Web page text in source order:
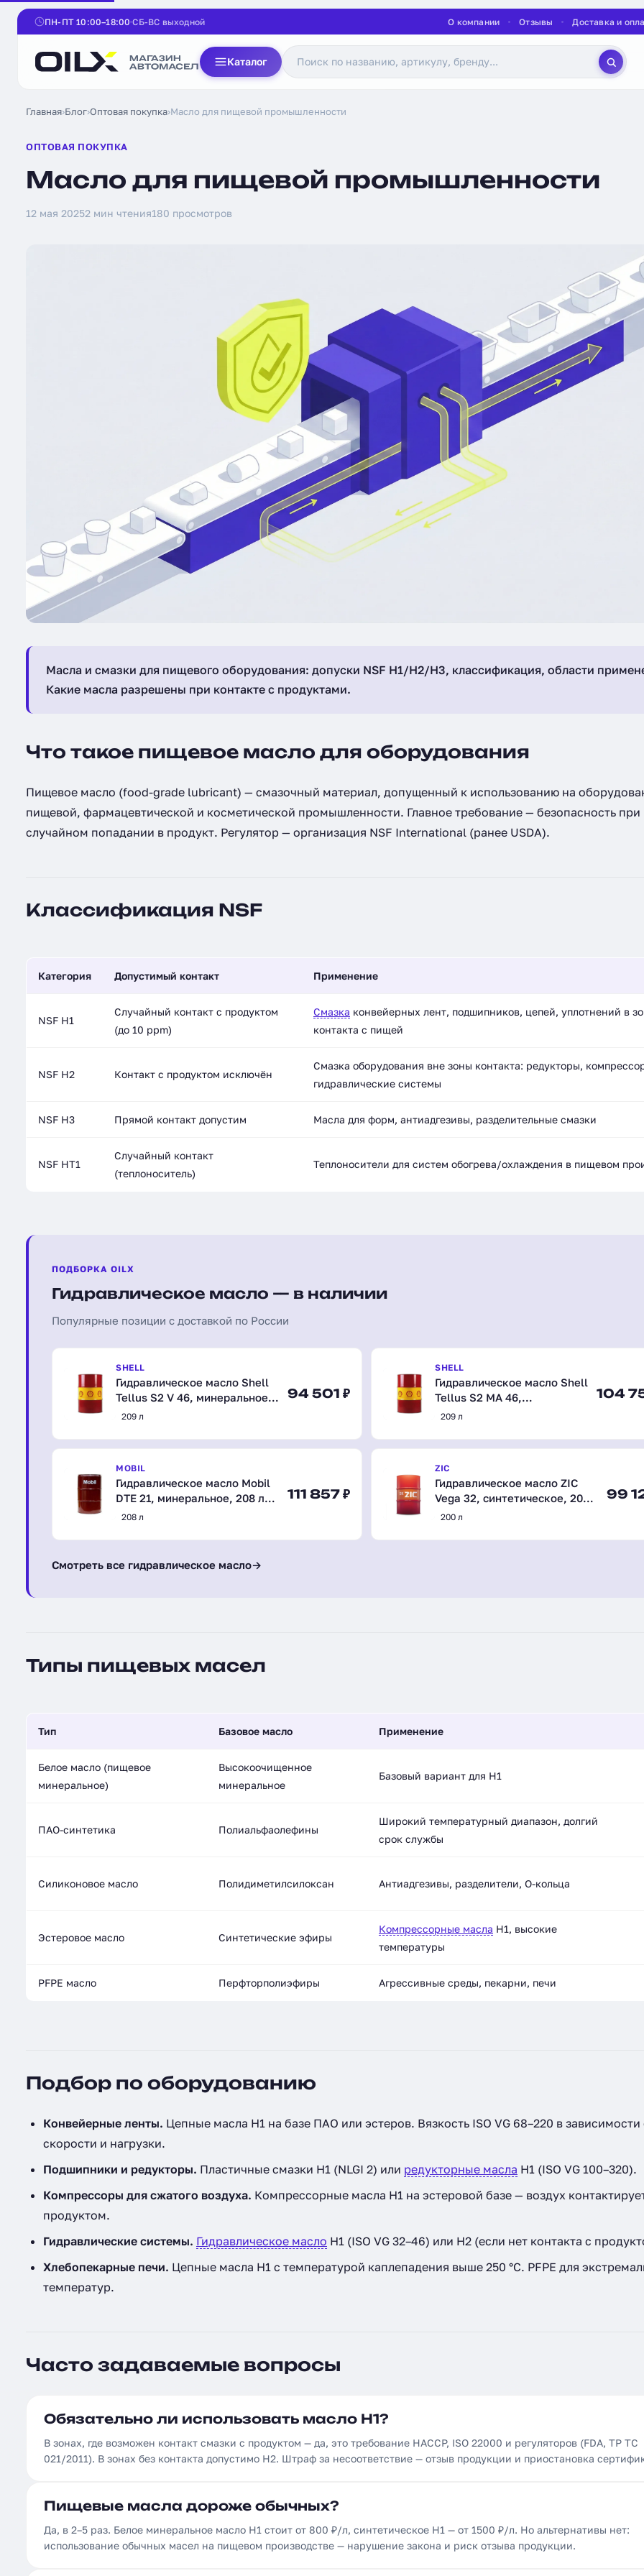
ПН-ПТ 10:00–18:00 СБ-ВС выходной О компании Отзывы Доставка и
Каталог
Главная›Блог›Оптовая покупка›Масло для пищевой промышленности
ОПТОВАЯ ПОКУПКА
Масло для пищевой промышленности
12 мая 20252 мин чтения180 просмотров
Масла и смазки для пищевого оборудования: допуски NSF H1/H2/H3, классификация, области
Какие масла разрешены при контакте с продуктами.
Что такое пищевое масло для оборудования
Пищевое масло (food-grade lubricant) — смазочный материал, допущенный к использованию на
пищевой, фармацевтической и косметической промышленности. Главное требование — безопасность при
случайном попадании в продукт. Регулятор — организация NSF International (ранее USDA).
Классификация NSF
Категория Допустимый контакт Применение
NSF H1
Случайный контакт с продуктом
(до 10 ppm)
Смазка конвейерных лент, подшипников, цепей, уплотнений в
контакта с пищей
NSF H2 Контакт с продуктом исключён
Смазка оборудования вне зоны контакта: редукторы,
гидравлические системы
NSF H3 Прямой контакт допустим Масла для форм, антиадгезивы, разделительные смазки
NSF HT1
Случайный контакт
(теплоноситель)
Теплоносители для систем обогрева/охлаждения в пищевом
ПОДБОРКА OILX
Гидравлическое масло — в наличии
Популярные позиции с доставкой по России
SHELL
Гидравлическое масло Shell
Tellus S2 V 46, минеральное,
209 л (550031523)
209 л
94 501 ₽
SHELL
Гидравлическое масло Shell
Tellus S2 MA 46,
полусинтетическое, 209 л
209 л
104
MOBIL
Гидравлическое масло Mobil
DTE 21, минеральное, 208 л
(121883)
208 л
111 857 ₽
ZIC
Гидравлическое масло ZIC
Vega 32, синтетическое, 200
л (202634)
200 л
99
Смотреть все гидравлическое масло→
Типы пищевых масел
Тип Базовое масло Применение
Белое масло (пищевое
минеральное)
Высокоочищенное
минеральное
Базовый вариант для H1
ПАО-синтетика Полиальфаолефины
Широкий температурный диапазон, долгий
срок службы
Силиконовое масло Полидиметилсилоксан Антиадгезивы, разделители, O-кольца
Эстеровое масло Синтетические эфиры
Компрессорные масла H1, высокие
температуры
PFPE масло Перфторполиэфиры Агрессивные среды, пекарни, печи
Подбор по оборудованию
Конвейерные ленты. Цепные масла H1 на базе ПАО или эстеров. Вязкость ISO VG 68–220 в зависимости
скорости и нагрузки.
Подшипники и редукторы. Пластичные смазки H1 (NLGI 2) или редукторные масла H1 (ISO VG 100–320).
Компрессоры для сжатого воздуха. Компрессорные масла H1 на эстеровой базе — воздух
продуктом.
Гидравлические системы. Гидравлическое масло H1 (ISO VG 32–46) или H2 (если нет контакта с
Хлебопекарные печи. Цепные масла H1 с температурой каплепадения выше 250 °C. PFPE для
температур.
Часто задаваемые вопросы
Обязательно ли использовать масло H1?
В зонах, где возможен контакт смазки с продуктом — да, это требование HACCP, ISO 22000 и регуляторов (FDA, ТР ТС
021/2011). В зонах без контакта допустимо H2. Штраф за несоответствие — отзыв продукции и приостановка
Пищевые масла дороже обычных?
Да, в 2–5 раз. Белое минеральное масло H1 стоит от 800 ₽/л, синтетическое H1 — от 1500 ₽/л. Но альтернативы нет:
использование обычных масел на пищевом производстве — нарушение закона и риск отзыва продукции.